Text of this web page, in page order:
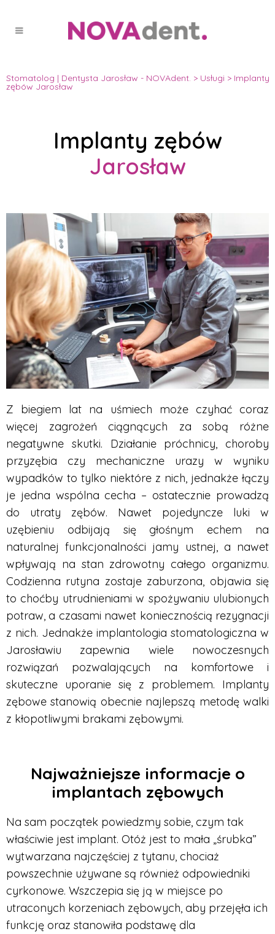
Stomatolog | Dentysta Jarosław - NOVAdent. > Usługi > Implanty
zębów Jarosław
Implanty zębów
Jarosław
Z biegiem lat na uśmiech może czyhać coraz
więcej zagrożeń ciągnących za sobą różne
negatywne skutki. Działanie próchnicy, choroby
przyzębia czy mechaniczne urazy w wyniku
wypadków to tylko niektóre z nich, jednakże łączy
je jedna wspólna cecha – ostatecznie prowadzą
do utraty zębów. Nawet pojedyncze luki w
uzębieniu odbijają się głośnym echem na
naturalnej funkcjonalności jamy ustnej, a nawet
wpływają na stan zdrowotny całego organizmu.
Codzienna rutyna zostaje zaburzona, objawia się
to choćby utrudnieniami w spożywaniu ulubionych
potraw, a czasami nawet koniecznością rezygnacji
z nich. Jednakże implantologia stomatologiczna w
Jarosławiu zapewnia wiele nowoczesnych
rozwiązań pozwalających na komfortowe i
skuteczne uporanie się z problemem. Implanty
zębowe stanowią obecnie najlepszą metodę walki
z kłopotliwymi brakami zębowymi.
Najważniejsze informacje o
implantach zębowych
Na sam początek powiedzmy sobie, czym tak
właściwie jest implant. Otóż jest to mała „śrubka”
wytwarzana najczęściej z tytanu, chociaż
powszechnie używane są również odpowiedniki
cyrkonowe. Wszczepia się ją w miejsce po
utraconych korzeniach zębowych, aby przejęła ich
funkcję oraz stanowiła podstawę dla